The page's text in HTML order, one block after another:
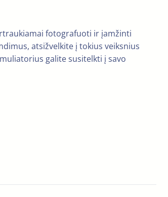
fotografuoti ir įamžinti
atsižvelkite į tokius veiksnius
galite susitelkti į savo